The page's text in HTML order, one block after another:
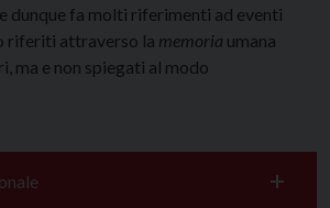
, e dunque fa molti riferimenti ad eventi
riferiti attraverso la memoria umana
ma e non spiegati al modo